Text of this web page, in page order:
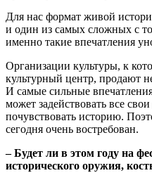
Для нас формат живой
и один из самых сложных с
именно такие впечатления
Организации культуры, к
культурный центр, продают
И самые сильные
может задействовать все
почувствовать историю.
сегодня очень востребован.
‒ Будет ли в этом году на
исторического оружия,